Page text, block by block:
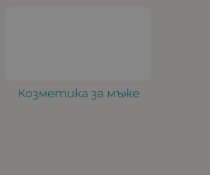
Козметика за мъже